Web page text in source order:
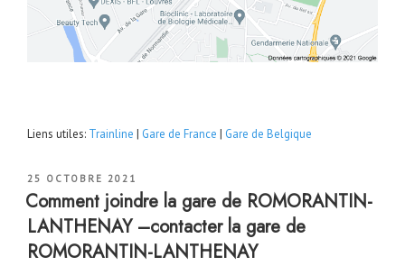
Liens utiles: Trainline | Gare de France | Gare de Belgique
PUBLIÉ
LE
25 OCTOBRE 2021
Comment joindre la gare de ROMORANTIN-
LANTHENAY –contacter la gare de
ROMORANTIN-LANTHENAY